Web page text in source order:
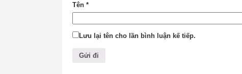
#CN3_HCM
Tên *
Lưu lại tên cho lần bình luận kế tiếp.